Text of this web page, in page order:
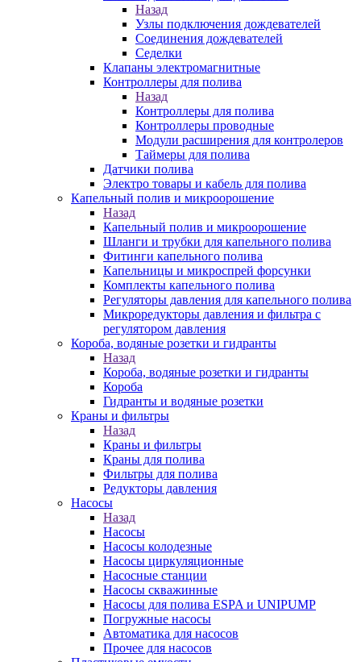
Назад
Узлы подключения дождевателей
Соединения дождевателей
Седелки
Клапаны электромагнитные
Контроллеры для полива
Назад
Контроллеры для полива
Контроллеры проводные
Модули расширения для контролеров
Таймеры для полива
Датчики полива
Электро товары и кабель для полива
Капельный полив и микроорошение
Назад
Капельный полив и микроорошение
Шланги и трубки для капельного полива
Фитинги капельного полива
Капельницы и микроспрей форсунки
Комплекты капельного полива
Регуляторы давления для капельного полива
Микроредукторы давления и фильтра с
регулятором давления
Короба, водяные розетки и гидранты
Назад
Короба, водяные розетки и гидранты
Короба
Гидранты и водяные розетки
Краны и фильтры
Назад
Краны и фильтры
Краны для полива
Фильтры для полива
Редукторы давления
Насосы
Назад
Насосы
Насосы колодезные
Насосы циркуляционные
Насосные станции
Насосы скважинные
Насосы для полива ESPA и UNIPUMP
Погружные насосы
Автоматика для насосов
Прочее для насосов